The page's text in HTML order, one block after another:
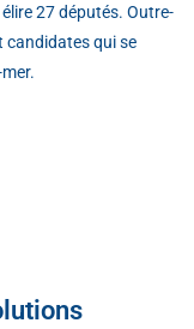
27 députés. Outre-
candidates qui se